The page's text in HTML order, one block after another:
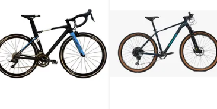
6 meses
Todas las edades